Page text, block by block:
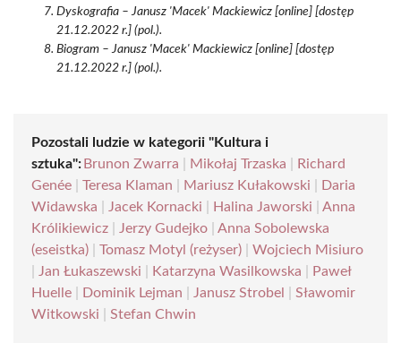
Dyskografia – Janusz 'Macek' Mackiewicz [online] [dostęp
21.12.2022 r.] (pol.).
Biogram – Janusz 'Macek' Mackiewicz [online] [dostęp
21.12.2022 r.] (pol.).
Pozostali ludzie w kategorii "Kultura i
sztuka": Brunon Zwarra Mikołaj Trzaska
Richard
Genée
Teresa Klaman Mariusz Kułakowski
Daria
Widawska
Jacek Kornacki Halina Jaworski
Anna
Królikiewicz
Jerzy Gudejko
Anna Sobolewska
(eseistka)
Tomasz Motyl (reżyser)
Wojciech Misiuro
Jan Łukaszewski Katarzyna Wasilkowska
Paweł
Huelle
Dominik Lejman Janusz Strobel
Sławomir
Witkowski
Stefan Chwin